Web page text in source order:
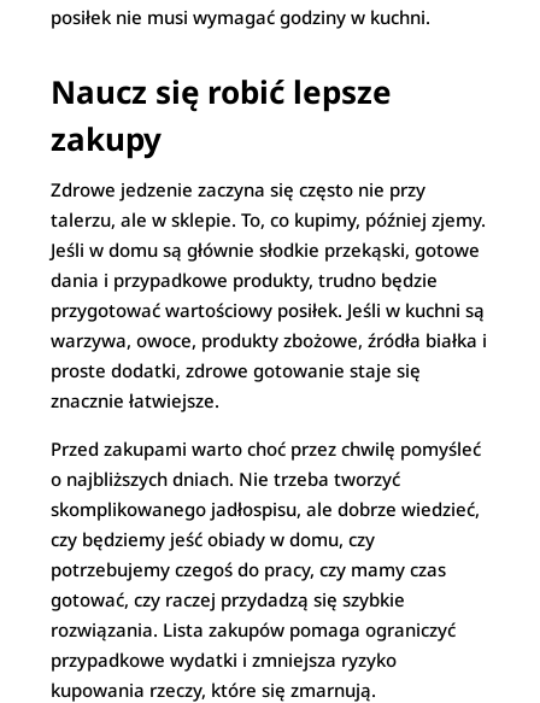
posiłek nie musi wymagać godziny w kuchni.
Naucz się robić lepsze
zakupy
Zdrowe jedzenie zaczyna się często nie przy
talerzu, ale w sklepie. To, co kupimy, później zjemy.
Jeśli w domu są głównie słodkie przekąski, gotowe
dania i przypadkowe produkty, trudno będzie
przygotować wartościowy posiłek. Jeśli w kuchni są
warzywa, owoce, produkty zbożowe, źródła białka i
proste dodatki, zdrowe gotowanie staje się
znacznie łatwiejsze.
Przed zakupami warto choć przez chwilę pomyśleć
o najbliższych dniach. Nie trzeba tworzyć
skomplikowanego jadłospisu, ale dobrze wiedzieć,
czy będziemy jeść obiady w domu, czy
potrzebujemy czegoś do pracy, czy mamy czas
gotować, czy raczej przydadzą się szybkie
rozwiązania. Lista zakupów pomaga ograniczyć
przypadkowe wydatki i zmniejsza ryzyko
kupowania rzeczy, które się zmarnują.